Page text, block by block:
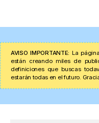
AVISO IMPORTANTE: La
están creando miles de
definiciones que buscas
estarán todas en el futuro.